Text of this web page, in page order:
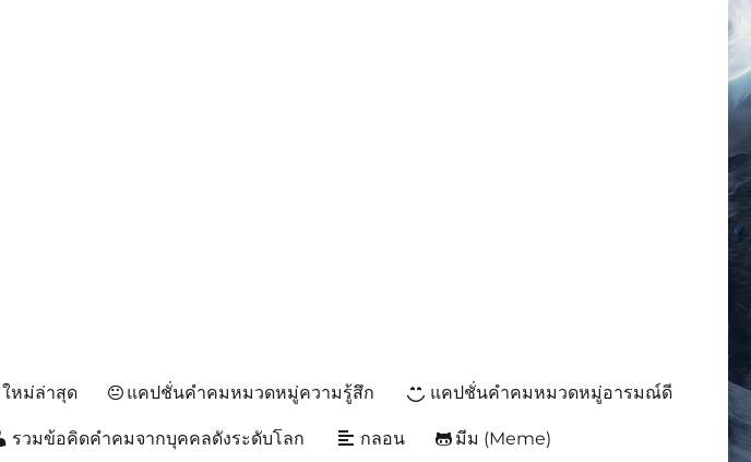
หม่ล่าสุด แคปชั่นคำคมหมวดหมู่ความรู้สึก แคปชั่นคำคมหมวดหมู่อารมณ์ดี
รวมข้อคิดคำคมจากบุคคลดังระดับโลก กลอน มีม (Meme)